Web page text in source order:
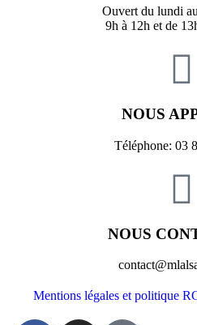
Ouvert du lundi
9h à 12h et de
NOUS
Téléphone: 03
NOUS
Mentions légales et politique